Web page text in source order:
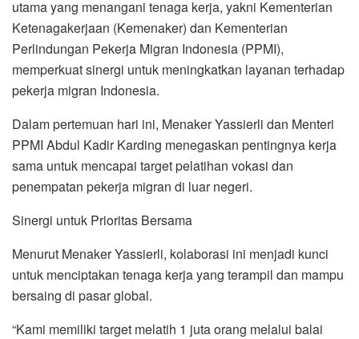
utama yang menangani tenaga kerja, yakni Kementerian
Ketenagakerjaan (Kemenaker) dan Kementerian
Perlindungan Pekerja Migran Indonesia (PPMI),
memperkuat sinergi untuk meningkatkan layanan terhadap
pekerja migran Indonesia.
Dalam pertemuan hari ini, Menaker Yassierli dan Menteri
PPMI Abdul Kadir Karding menegaskan pentingnya kerja
sama untuk mencapai target pelatihan vokasi dan
penempatan pekerja migran di luar negeri.
Sinergi untuk Prioritas Bersama
Menurut Menaker Yassierli, kolaborasi ini menjadi kunci
untuk menciptakan tenaga kerja yang terampil dan mampu
bersaing di pasar global.
“Kami memiliki target melatih 1 juta orang melalui balai